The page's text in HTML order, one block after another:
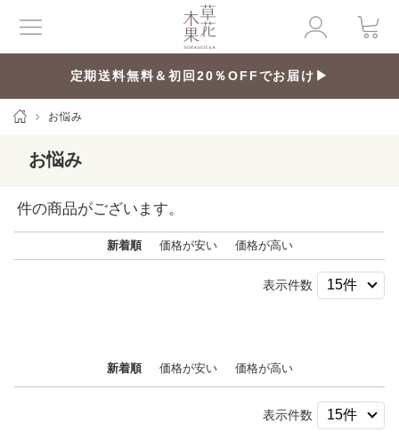
定期送料無料＆初回20％OFFでお届け▶
お悩み
お悩み
件の商品がございます。
新着順 価格が安い 価格が高い
表示件数
新着順 価格が安い 価格が高い
表示件数